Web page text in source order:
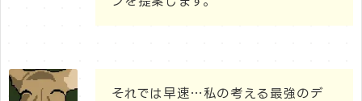
それでは早速…私の考える最強のデ